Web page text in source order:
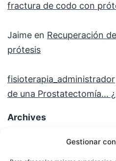
Gestionar
fractura de codo con
Jaime en Recuperación
prótesis
fisioterapia_administrador
de una Prostatectomía…
Archives
enero 2026